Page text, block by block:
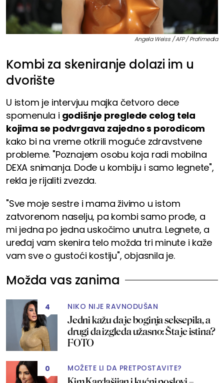
Angela Weiss / AFP / Profimedia
Kombi za skeniranje dolazi im u
dvorište
U istom je intervjuu majka četvoro dece
spomenula i godišnje preglede celog tela
kojima se podvrgava zajedno s porodicom
kako bi na vreme otkrili moguće zdravstvene
probleme. "Poznajem osobu koja radi mobilna
DEXA snimanja. Dođe u kombiju i samo legnete",
rekla je rijaliti zvezda.
"Sve moje sestre i mama živimo u istom
zatvorenom naselju, pa kombi samo prođe, a
mi jedna po jedna uskočimo unutra. Legnete, a
uređaj vam skenira telo možda tri minute i kaže
vam sve o gustoći kostiju", objasnila je.
Možda vas zanima
4 NIKO NIJE RAVNODUŠAN
Jedni kažu da je boginja seksepila, a
drugi da izgleda užasno: Šta je istina?
FOTO
0 MOŽETE LI DA PRETPOSTAVITE?